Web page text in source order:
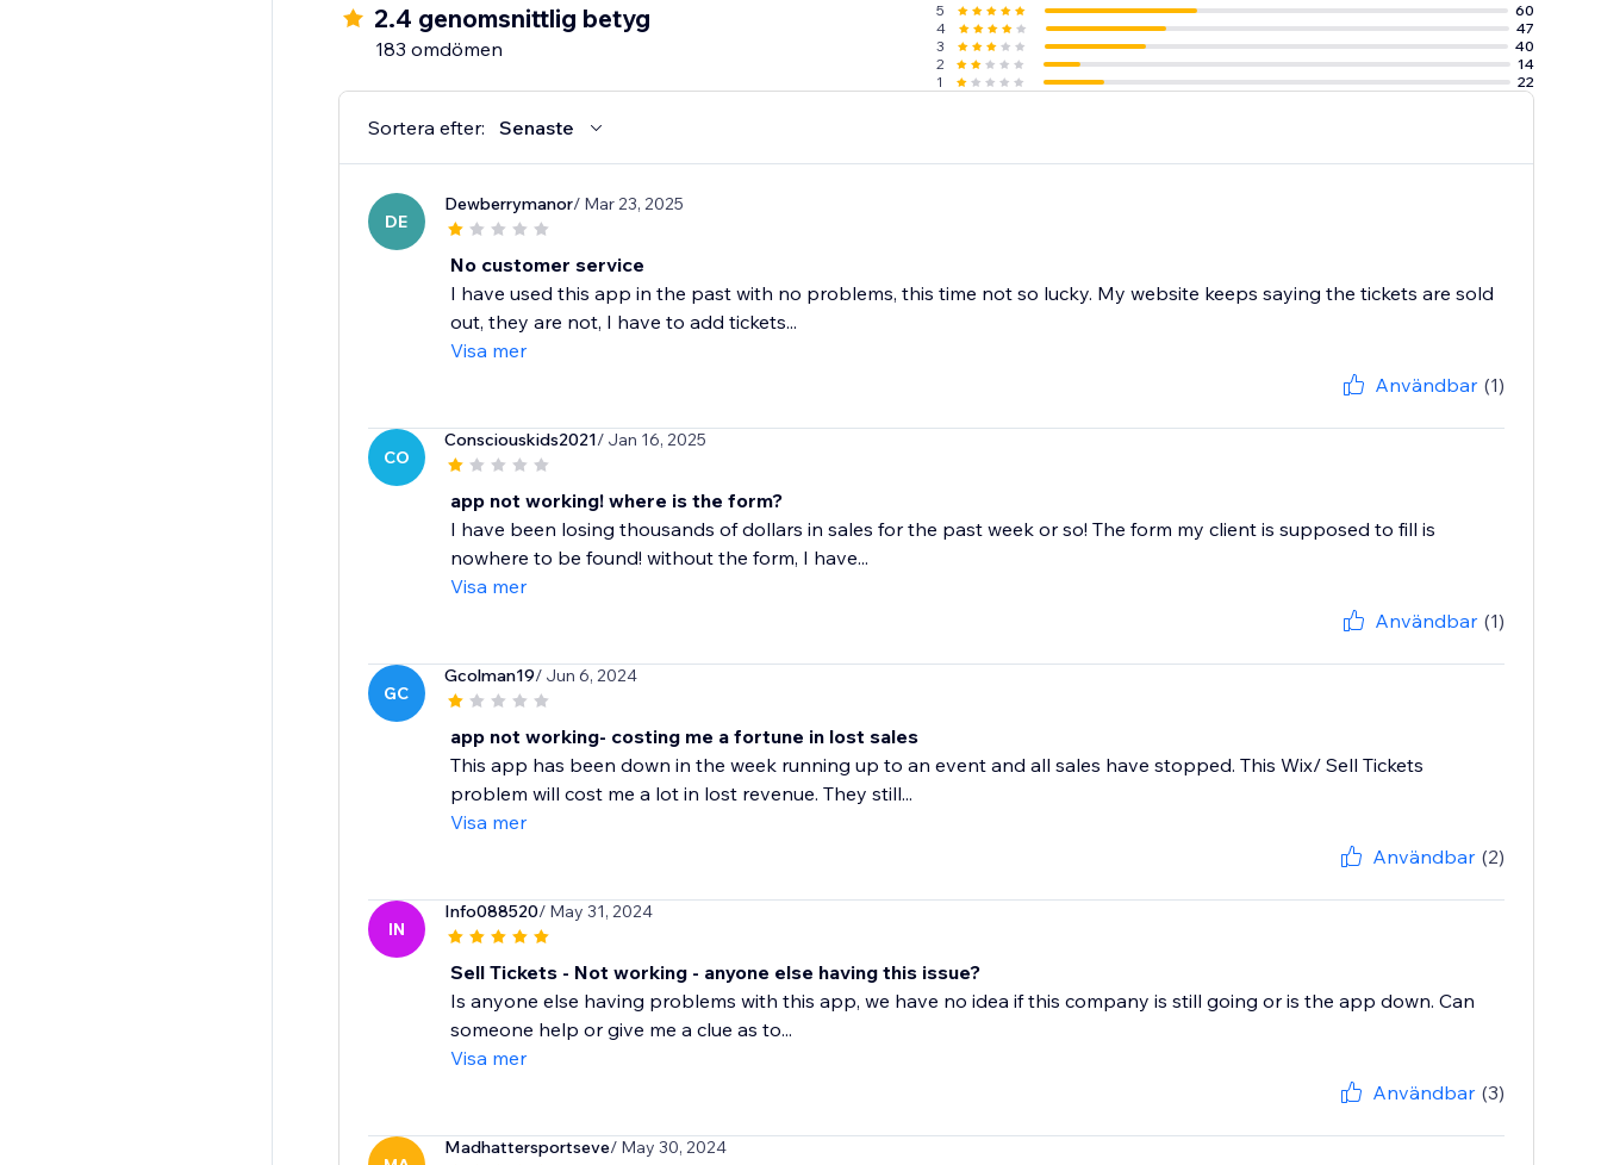
2.4 genomsnittlig betyg
183 omdömen
5
60
4
47
3
40
2
14
1
22
Sortera efter: Senaste
DE
Dewberrymanor/ Mar 23, 2025
No customer service
I have used this app in the past with no problems, this time not so lucky. My website keeps saying the tickets are sold
out, they are not, I have to add tickets...
Visa mer
Användbar (1)
CO
Consciouskids2021/ Jan 16, 2025
app not working! where is the form?
I have been losing thousands of dollars in sales for the past week or so! The form my client is supposed to fill is
nowhere to be found! without the form, I have...
Visa mer
Användbar (1)
GC
Gcolman19/ Jun 6, 2024
app not working- costing me a fortune in lost sales
This app has been down in the week running up to an event and all sales have stopped. This Wix/ Sell Tickets
problem will cost me a lot in lost revenue. They still...
Visa mer
Användbar (2)
IN
Info088520/ May 31, 2024
Sell Tickets - Not working - anyone else having this issue?
Is anyone else having problems with this app, we have no idea if this company is still going or is the app down. Can
someone help or give me a clue as to...
Visa mer
Användbar (3)
Madhattersportseve/ May 30, 2024